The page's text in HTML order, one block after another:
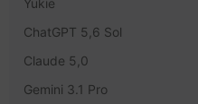
ChatGPT 5,6 Sol
Claude 5,0
Gemini 3.1 Pro